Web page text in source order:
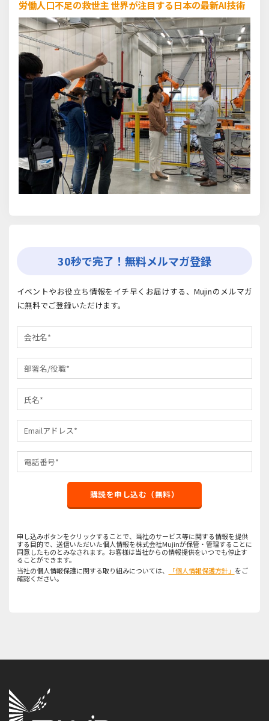
労働人口不足の救世主 世界が注目する日本の最新AI技術
30秒で完了！無料メルマガ登録
イベントやお役立ち情報をイチ早くお届けする、Mujinのメルマガ
に無料でご登録いただけます。
購読を申し込む（無料）
申し込みボタンをクリックすることで、当社のサービス等に関する情報を提供
する目的で、送信いただいた個人情報を株式会社Mujinが保管・管理することに
同意したものとみなされます。お客様は当社からの情報提供をいつでも停止す
ることができます。
当社の個人情報保護に関する取り組みについては、
「個人情報保護方針」 をご
確認ください。